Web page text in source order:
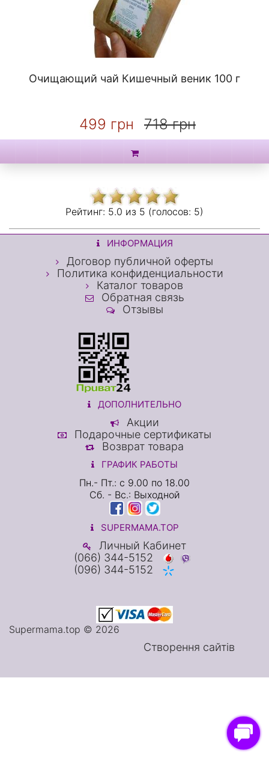
Очищающий чай Кишечный веник 100 г
499 грн 718 грн
Рейтинг: 5.0 из 5 (голосов: 5)
ИНФОРМАЦИЯ
Договор публичной оферты
Политика конфиденциальности
Каталог товаров
Обратная связь
Отзывы
ДОПОЛНИТЕЛЬНО
Акции
Подарочные сертификаты
Возврат товара
ГРАФИК РАБОТЫ
Пн.- Пт.: с 9.00 по 18.00
Сб. - Вс.: Выходной
SUPERMAMA.TOP
Личный Кабинет
(066) 344-5152
(096) 344-5152
Supermama.top © 2026
Створення сайтів